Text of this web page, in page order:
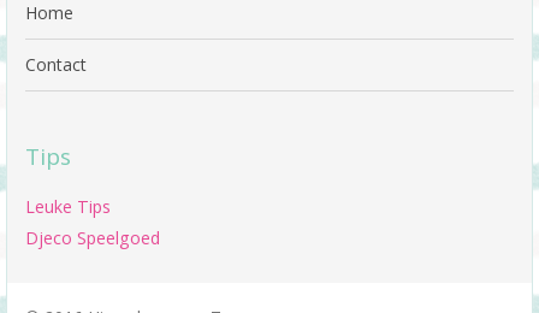
Home
Contact
Tips
Leuke Tips
Djeco Speelgoed